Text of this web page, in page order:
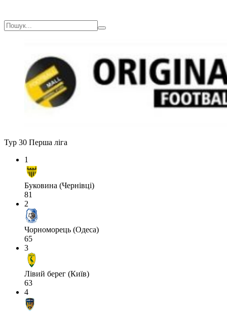
Тур 30 Перша ліга
1
Буковина (Чернівці)
81
2
Чорноморець (Одеса)
65
3
Лівий берег (Київ)
63
4